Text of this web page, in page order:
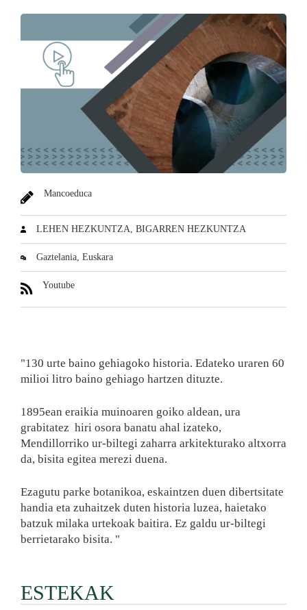
Mancoeduca
LEHEN HEZKUNTZA BIGARREN HEZKUNTZA
Gaztelania Euskara
Youtube
"130 urte baino gehiagoko historia. Edateko uraren 60
milioi litro baino gehiago hartzen dituzte.
1895ean eraikia muinoaren goiko aldean, ura
grabitatez hiri osora banatu ahal izateko,
Mendillorriko ur-biltegi zaharra arkitekturako altxorra
da, bisita egitea merezi duena.
Ezagutu parke botanikoa, eskaintzen duen dibertsitate
handia eta zuhaitzek duten historia luzea, haietako
batzuk milaka urtekoak baitira. Ez galdu ur-biltegi
berrietarako bisita. "
ESTEKAK